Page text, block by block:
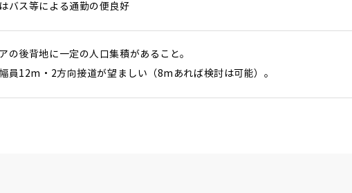
バス等による通勤の便良好
の後背地に一定の人口集積があること。
員12m・2方向接道が望ましい（8mあれば検討は可能）。